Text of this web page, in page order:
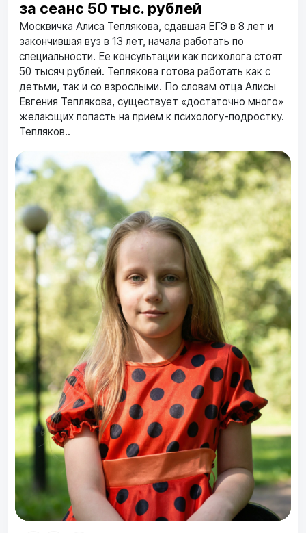
за сеанс 50 тыс. рублей
Москвичка Алиса Теплякова, сдавшая ЕГЭ в 8 лет и
закончившая вуз в 13 лет, начала работать по
специальности. Ее консультации как психолога стоят
50 тысяч рублей. Теплякова готова работать как с
детьми, так и со взрослыми. По словам отца Алисы
Евгения Теплякова, существует «достаточно много»
желающих попасть на прием к психологу-подростку.
Тепляков..